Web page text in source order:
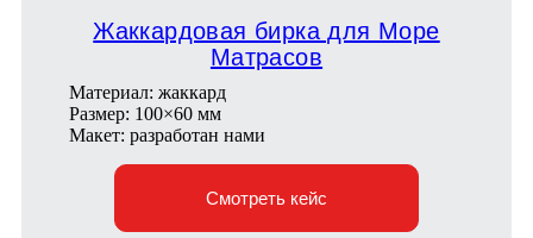
Жаккардовая бирка для Море
Матрасов
Материал: жаккард
Размер: 100×60 мм
Макет: разработан нами
Смотреть кейс